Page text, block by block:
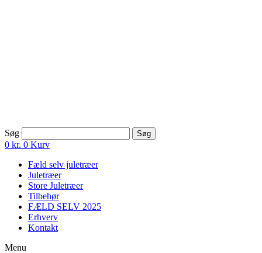
Søg Søg
0 kr. 0 Kurv
Fæld selv juletræer
Juletræer
Store Juletræer
Tilbehør
FÆLD SELV 2025
Erhverv
Kontakt
Menu